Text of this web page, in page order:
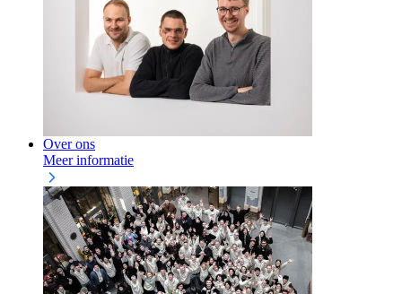
Over ons
Meer informatie